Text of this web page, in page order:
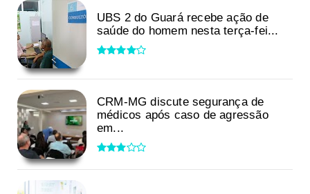
UBS 2 do Guará recebe ação de
saúde do homem nesta terça-fei...
CRM-MG discute segurança de
médicos após caso de agressão
em...